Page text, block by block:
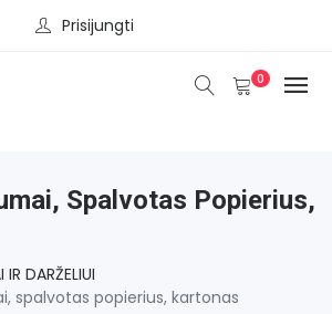
Prisijungti
0
Spalvotas Popierius,
DARŽELIUI
spalvotas popierius, kartonas